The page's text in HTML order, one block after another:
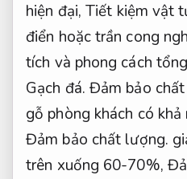
hiện đại, Tiết kiệm vật
điển hoặc trần cong
tích và phong cách
Gạch đá. Đảm bảo
gỗ phòng khách có
Đảm bảo chất lượng.
trên xuống 60-70%,